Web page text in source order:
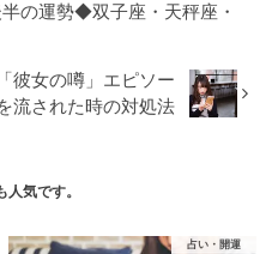
半の運勢◆双子座・天秤座・
彼女の噂」エピソー
流された時の対処法
人気です。
占い・開運